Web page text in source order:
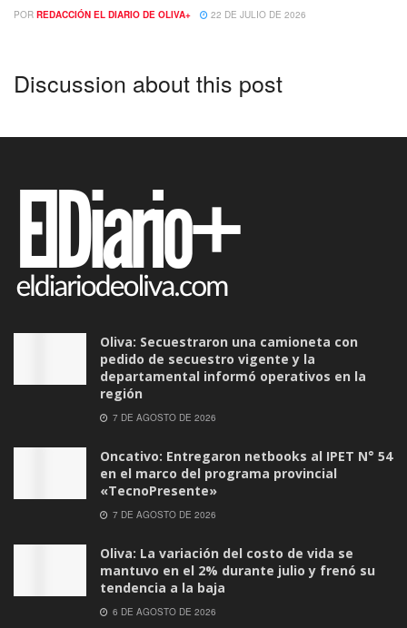
POR REDACCIÓN EL DIARIO DE OLIVA+ 22 DE JULIO DE 2026
Discussion about this post
Oliva: Secuestraron una camioneta con
pedido de secuestro vigente y la
departamental informó operativos en la
región
7 DE AGOSTO DE 2026
Oncativo: Entregaron netbooks al IPET N° 54
en el marco del programa provincial
«TecnoPresente»
7 DE AGOSTO DE 2026
Oliva: La variación del costo de vida se
mantuvo en el 2% durante julio y frenó su
tendencia a la baja
6 DE AGOSTO DE 2026